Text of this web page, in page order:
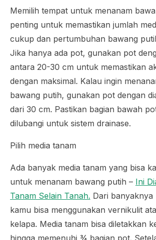
Memilih tempat untuk menanam
penting untuk memastikan jumlah
cukup dan pertumbuhan bawang
Jika hanya ada pot, gunakan pot
antara 20-30 cm untuk memastikan
dengan maksimal. Kalau ingin
bawang putih, gunakan pot dengan
dari 30 cm. Pastikan bagian bawah
dilubangi untuk sistem drainase.
Pilih media tanam
Ada banyak media tanam yang bisa
untuk menanam bawang putih – Ini
Tanam Selain Tanah. Dari banyaknya
kamu bisa menggunakan vernikulit
kelapa. Media tanam bisa diletakkan
hingga memenuhi ¾ bagian pot.